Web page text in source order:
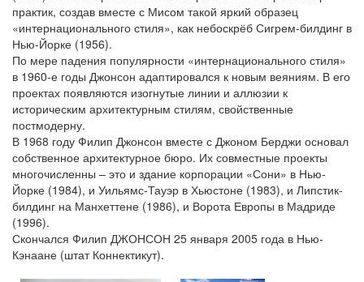
практик, создав вместе с Мисом такой яркий образец
«интернационального стиля», как небоскрёб Сигрем-билдинг в
Нью-Йорке (1956).
По мере падения популярности «интернационального стиля»
в 1960-е годы Джонсон адаптировался к новым веяниям. В его
проектах появляются изогнутые линии и аллюзии к
историческим архитектурным стилям, свойственные
постмодерну.
В 1968 году Филип Джонсон вместе с Джоном Берджи основал
собственное архитектурное бюро. Их совместные проекты
многочисленны – это и здание корпорации «Сони» в Нью-
Йорке (1984), и Уильямс-Тауэр в Хьюстоне (1983), и Липстик-
билдинг на Манхеттене (1986), и Ворота Европы в Мадриде
(1996).
Скончался Филип ДЖОНСОН 25 января 2005 года в Нью-
Кэнаане (штат Коннектикут).